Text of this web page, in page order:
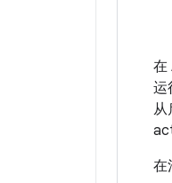
在
运
从
在